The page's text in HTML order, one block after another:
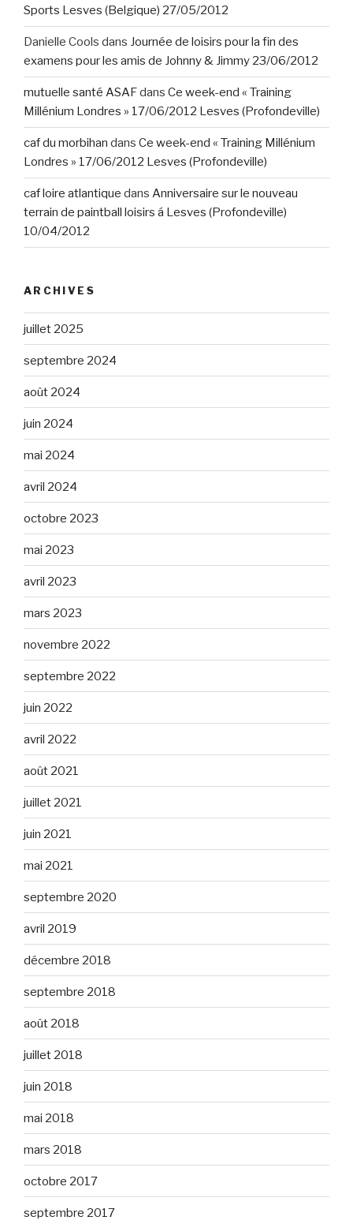
Sports Lesves (Belgique) 27/05/2012
Danielle Cools dans Journée de loisirs pour la fin des
examens pour les amis de Johnny & Jimmy 23/06/2012
mutuelle santé ASAFdans Ce week-end « Training
Millénium Londres » 17/06/2012 Lesves (Profondeville)
caf du morbihan dans Ce week-end « Training Millénium
Londres » 17/06/2012 Lesves (Profondeville)
caf loire atlantique dans Anniversaire sur le nouveau
terrain de paintball loisirs á Lesves (Profondeville)
10/04/2012
ARCHIVES
juillet 2025
septembre 2024
août 2024
juin 2024
mai 2024
avril 2024
octobre 2023
mai 2023
avril 2023
mars 2023
novembre 2022
septembre 2022
juin 2022
avril 2022
août 2021
juillet 2021
juin 2021
mai 2021
septembre 2020
avril 2019
décembre 2018
septembre 2018
août 2018
juillet 2018
juin 2018
mai 2018
mars 2018
octobre 2017
septembre 2017